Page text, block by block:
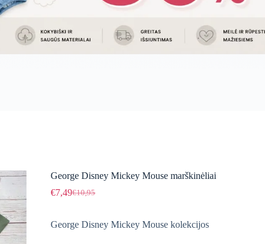
George Disney Mickey Mouse marškinėliai
€10,95
Original
was:
€10,95.
€7,49Current
€7,49.
George Disney Mickey Mouse kolekcijos